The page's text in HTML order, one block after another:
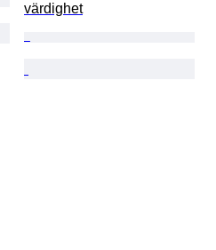
värdighet